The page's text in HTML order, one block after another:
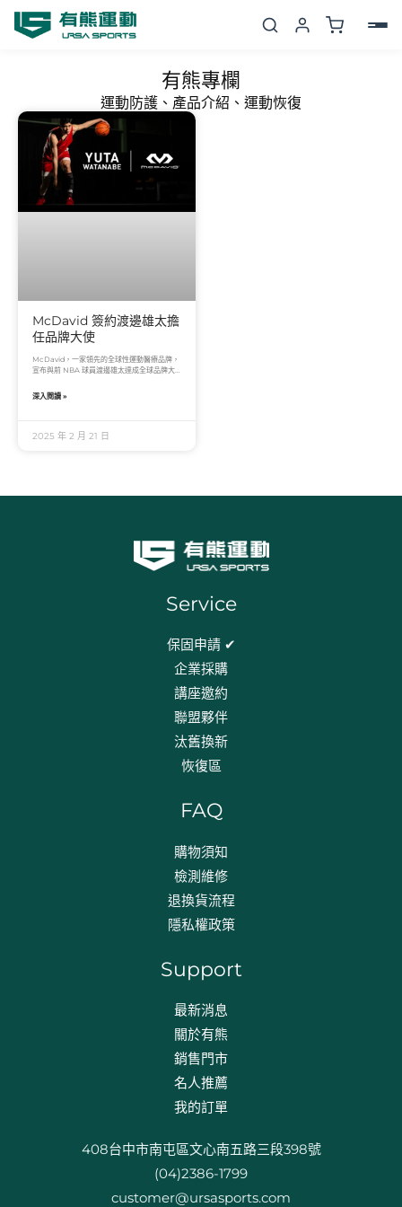
有熊專欄
運動防護、產品介紹、運動恢復
McDavid 簽約渡邊雄太擔
任品牌大使
McDavid，一家領先的全球性運動醫療品牌，
宣布與前 NBA 球員渡邊雄太達成全球品牌大
深入閱讀 »
2025 年 2 月 21 日
Service
保固申請 ✔
企業採購
講座邀約
聯盟夥伴
汰舊換新
恢復區
FAQ
購物須知
檢測維修
退換貨流程​
隱私權政策
Support
最新消息
關於有熊
銷售門市
名人推薦
我的訂單
408台中市南屯區文心南五路三段398號
(04)2386-1799
customer@ursasports.com